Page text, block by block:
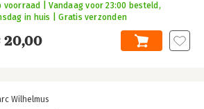
20,00
voorraad | Vandaag voor 23:00 besteld,
in huis | Gratis verzonden
Wilhelmus